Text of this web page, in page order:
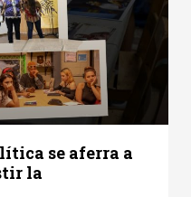
se aferra a
la